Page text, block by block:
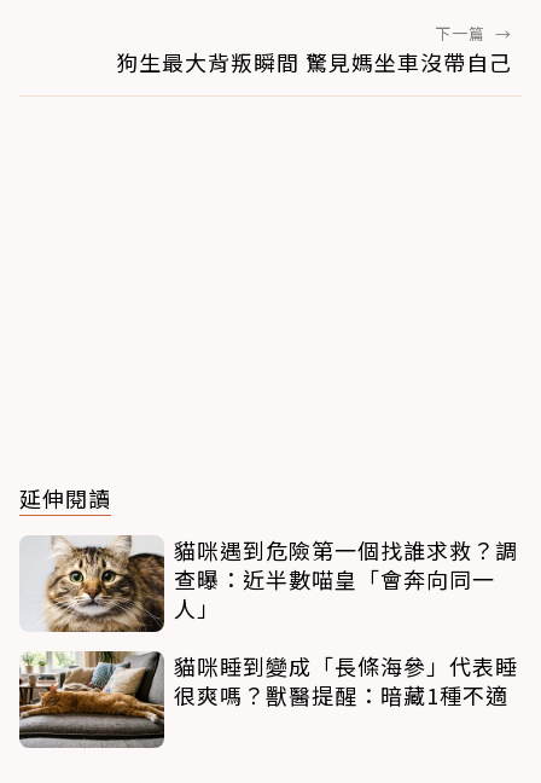
下一篇 →
狗生最大背叛瞬間 驚見媽坐車沒帶自己
延伸閱讀
貓咪遇到危險第一個找誰求救？調
查曝：近半數喵皇「會奔向同一
人」
貓咪睡到變成「長條海參」代表睡
很爽嗎？獸醫提醒：暗藏1種不適